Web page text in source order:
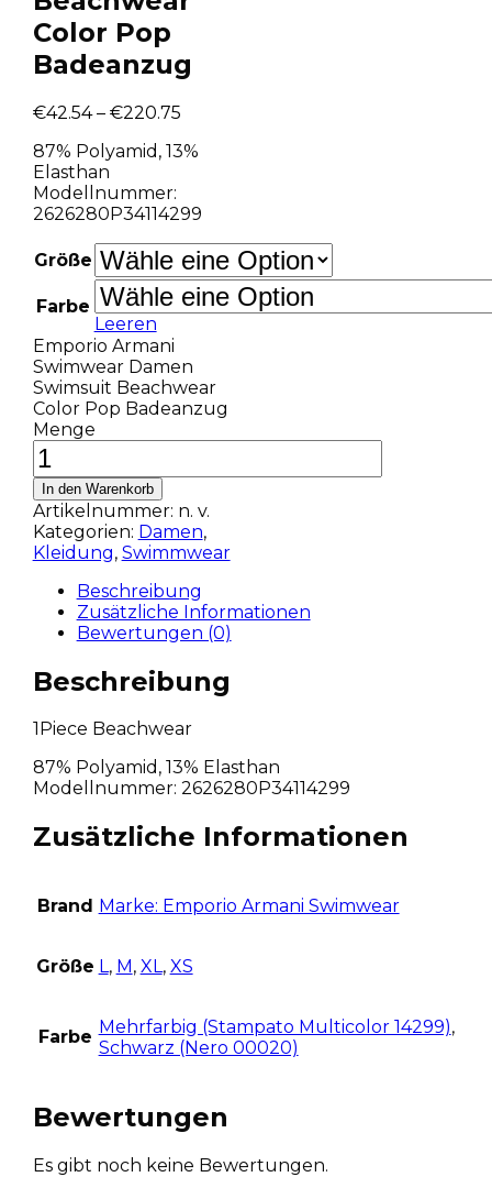
Color Pop
Badeanzug
€42.54– €220.75
87% Polyamid, 13%
Elasthan
Modellnummer:
2626280P34114299
Größe
Farbe
Leeren
Emporio Armani
Swimwear Damen
Swimsuit Beachwear
Color Pop Badeanzug
Menge
In den Warenkorb
Artikelnummer: n. v.
Kategorien: Damen,
Kleidung, Swimmwear
Beschreibung
Zusätzliche Informationen
Bewertungen (0)
Beschreibung
1Piece Beachwear
87% Polyamid, 13% Elasthan
Modellnummer: 2626280P34114299
Zusätzliche Informationen
Brand Marke: Emporio Armani Swimwear
Größe L, M , XL, XS
Farbe Mehrfarbig (Stampato Multicolor 14299),
Schwarz (Nero 00020)
Bewertungen
Es gibt noch keine Bewertungen.